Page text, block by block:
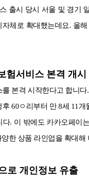
출시 당시 서울 및 경기
체로 확대했는데요. 올
험서비스 본격 개시
본격 시작한다고 합니
60ㅇ리부터 만 8세 11
. 이 밖에도 카카오페이
한 상품 라인업을 확대해
로 개인정보 유출